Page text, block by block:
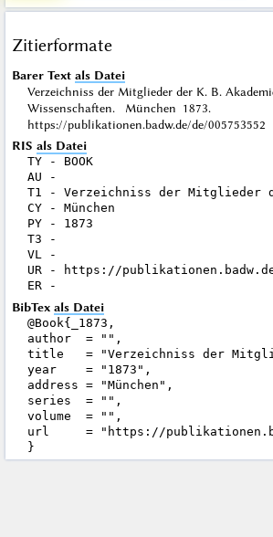
Zitierformate
Barer Text als Datei
Verzeichniss der Mitglieder der K. B.
Wissenschaften. München 1873.
https://publikationen.badw.de/de/005753552
RIS als Datei
TY - BOOK
AU -
T1 - Verzeichniss der Mitglieder
CY - München
PY - 1873
T3 -
VL -
UR - https://
BibTex als Datei
@Book{_1873,
author  = "",
title   = "Verzeichniss der
year    = "1873",
address = "München",
series  = "",
volume  = "",
url     = "https://